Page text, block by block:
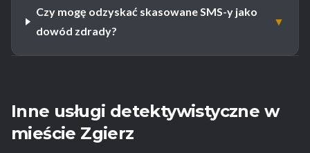
Czy mogę odzyskać skasowane SMS-y jako
dowód zdrady?
▼
Inne usługi detektywistyczne w
mieście Zgierz